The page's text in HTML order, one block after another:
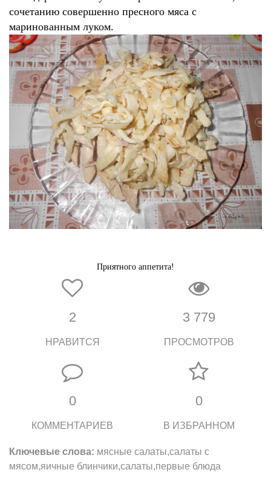
сочетанию совершенно пресного мяса с
маринованным луком.
Приятного аппетита!
2
НРАВИТСЯ
3 779
ПРОСМОТРОВ
0
КОММЕНТАРИЕВ
0
В ИЗБРАННОМ
Ключевые слова: мясные салаты,салаты с
мясом,яичные блинчики,салаты,первые блюда